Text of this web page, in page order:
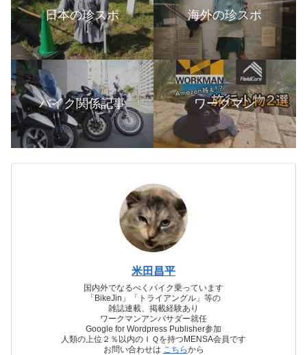
日本の珍スポ 海外の珍スポ
バイク関係記事 ワークマン
米田昌平
国内外でなるべくバイク乗っています
「BikeJin」「トライアングル」等の
雑誌連載、掲載経験あり
ワークマンアンバサダー就任
Google for Wordpress Publisher参加
人類の上位２％以内のＩＱを持つMENSA会員です
お問い合わせは こちらから